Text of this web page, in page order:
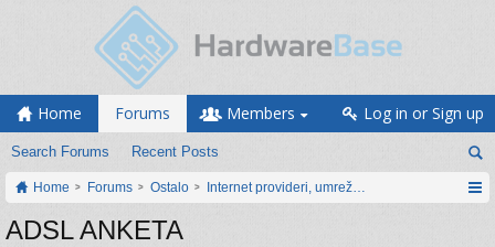
Home Forums
Search Forums Recent Posts
Members Log in or Sign up
Home Forums Ostalo Internet provideri, umrežavanje i web servisi
ADSL ANKETA